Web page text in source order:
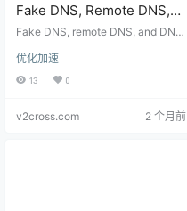
Fake DNS, Remote DNS,
and DoH in VPN or Proxy
Guide
Fake DNS, remote DNS, and DNS
leak protection, domain matching,
and compatibility in VPN and prox
y clients.
优化加速
13 0
v2cross.com 2 个月前